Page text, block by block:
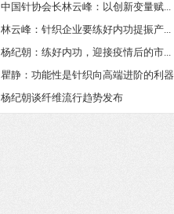
中国针协会长林云峰：以创新变量赋...
林云峰：针织企业要练好内功提振产...
杨纪朝：练好内功，迎接疫情后的市...
瞿静：功能性是针织向高端进阶的利器
杨纪朝谈纤维流行趋势发布